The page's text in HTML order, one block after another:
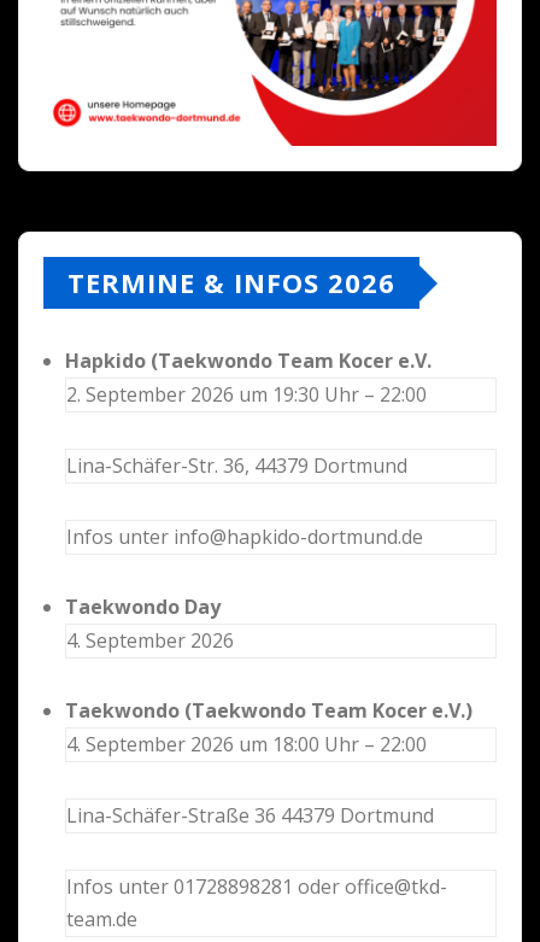
TERMINE & INFOS 2026
Hapkido (Taekwondo Team Kocer e.V.
2. September 2026 um 19:30 Uhr – 22:00
Lina-Schäfer-Str. 36, 44379 Dortmund
Infos unter info@hapkido-dortmund.de
Taekwondo Day
4. September 2026
Taekwondo (Taekwondo Team Kocer e.V.)
4. September 2026 um 18:00 Uhr – 22:00
Lina-Schäfer-Straße 36 44379 Dortmund
Infos unter 01728898281 oder office@tkd-
team.de